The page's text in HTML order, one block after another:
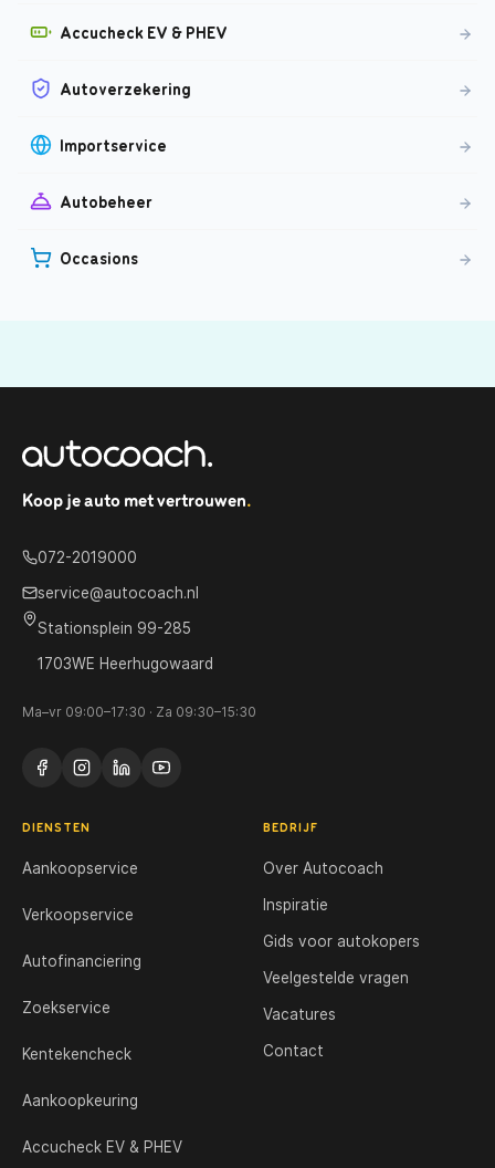
Accucheck EV & PHEV
Autoverzekering
Importservice
Autobeheer
Occasions
Koop je auto met vertrouwen.
072-2019000
service@autocoach.nl
Stationsplein 99-285
1703WE Heerhugowaard
Ma–vr 09:00–17:30 · Za 09:30–15:30
DIENSTEN
Aankoopservice
Verkoopservice
Autofinanciering
Zoekservice
Kentekencheck
Aankoopkeuring
Accucheck EV & PHEV
BEDRIJF
Over Autocoach
Inspiratie
Gids voor autokopers
Veelgestelde vragen
Vacatures
Contact